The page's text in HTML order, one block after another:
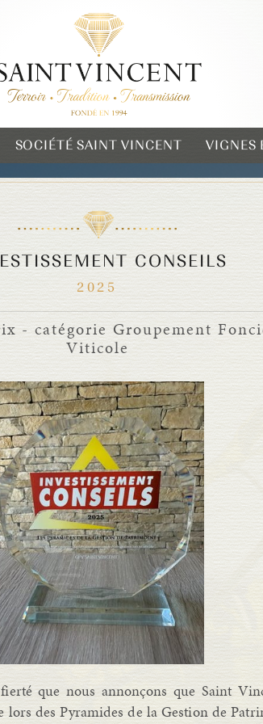
CONSEILS
2025
- catégorie Groupement
Viticole
que nous annonçons que Saint
lors des Pyramides de la Gestion de
SOCIÉTÉ SAINT VINCENT VIGNES